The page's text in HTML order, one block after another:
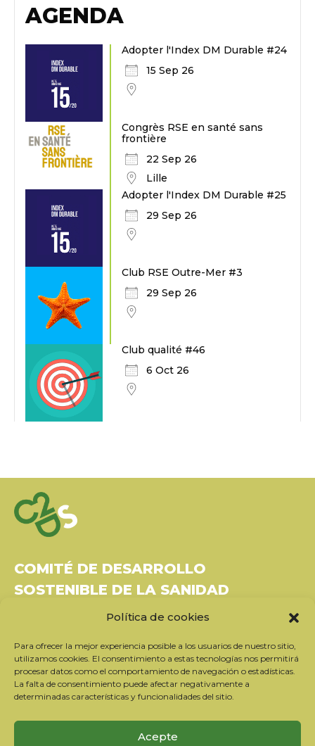
Política de cookies
Para ofrecer la mejor experiencia posible a los usuarios de nuestro sitio,
utilizamos cookies. El consentimiento a estas tecnologías nos permitirá
procesar datos como el comportamiento de navegación o estadísticas.
La falta de consentimiento puede afectar negativamente a
determinadas características y funcionalidades del sitio.
Acepte
AGENDA
Adopter l'Index DM Durable #24
15 Sep 26
Congrès RSE en santé sans
frontière
22 Sep 26
Lille
Adopter l'Index DM Durable #25
29 Sep 26
Club RSE Outre-Mer #3
29 Sep 26
Club qualité #46
6 Oct 26
COMITÉ DE DESARROLLO
SOSTENIBLE DE LA SANIDAD
Bâtiment Le Rubixco, 1 rue Bernard Maris
Tel: 06 26 49 36 81 -
contact@c2ds.eu
TwitterLinkedIn
Youtube
Suscríbase a nuestro boletín